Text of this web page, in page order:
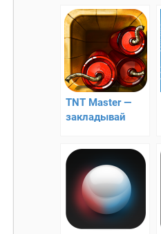
TNT Master —
закладывай